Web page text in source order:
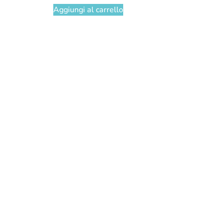
Aggiungi al carrello